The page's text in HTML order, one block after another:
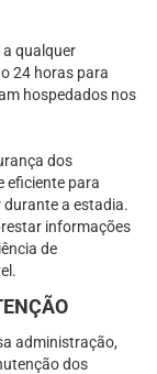
qualquer
24 horas para
hospedados nos
dos
eficiente para
a estadia.
informações
de
administração,
dos